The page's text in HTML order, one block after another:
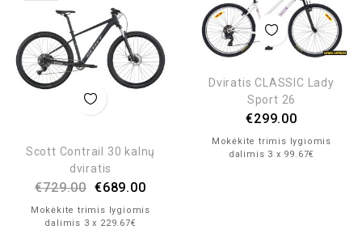
Scott Contrail 30 kalnų
dviratis
€729.00 €689.00
Mokėkite trimis lygiomis
dalimis 3 x 229.67€
Dviratis CLASSIC Lady
Sport 26
€299.00
Mokėkite trimis lygiomis
dalimis 3 x 99.67€